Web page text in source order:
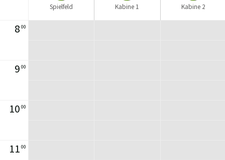
Spielfeld Kabine 1 Kabine 2
8 00
9 00
10 00
11 00